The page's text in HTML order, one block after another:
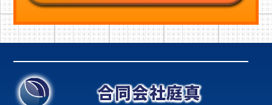
合同会社庭真